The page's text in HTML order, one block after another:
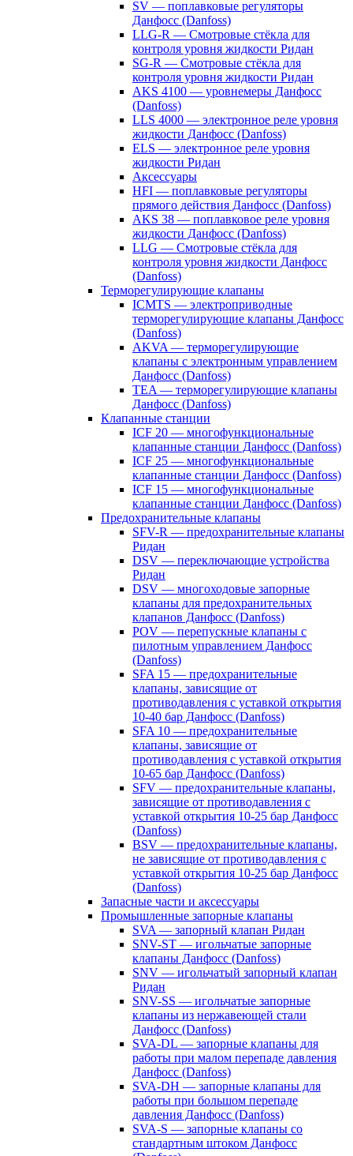
SV — поплавковые регуляторы
Данфосс (Danfoss)
LLG-R — Смотровые стёкла для
контроля уровня жидкости Ридан
SG-R — Смотровые стёкла для
контроля уровня жидкости Ридан
AKS 4100 — уровнемеры Данфосс
(Danfoss)
LLS 4000 — электронное реле уровня
жидкости Данфосс (Danfoss)
ELS — электронное реле уровня
жидкости Ридан
Аксессуары
HFI — поплавковые регуляторы
прямого действия Данфосс (Danfoss)
AKS 38 — поплавковое реле уровня
жидкости Данфосс (Danfoss)
LLG — Смотровые стёкла для
контроля уровня жидкости Данфосс
(Danfoss)
Терморегулирующие клапаны
ICMTS — электроприводные
терморегулирующие клапаны Данфосс
(Danfoss)
AKVA — терморегулирующие
клапаны с электронным управлением
Данфосс (Danfoss)
TEA — терморегулирующие клапаны
Данфосс (Danfoss)
Клапанные станции
ICF 20 — многофункциональные
клапанные станции Данфосс (Danfoss)
ICF 25 — многофункциональные
клапанные станции Данфосс (Danfoss)
ICF 15 — многофункциональные
клапанные станции Данфосс (Danfoss)
Предохранительные клапаны
SFV-R — предохранительные клапаны
Ридан
DSV — переключающие устройства
Ридан
DSV — многоходовые запорные
клапаны для предохранительных
клапанов Данфосс (Danfoss)
POV — перепускные клапаны с
пилотным управлением Данфосс
(Danfoss)
SFA 15 — предохранительные
клапаны, зависящие от
противодавления с уставкой открытия
10-40 бар Данфосс (Danfoss)
SFA 10 — предохранительные
клапаны, зависящие от
противодавления с уставкой открытия
10-65 бар Данфосс (Danfoss)
SFV — предохранительные клапаны,
зависящие от противодавления с
уставкой открытия 10-25 бар Данфосс
(Danfoss)
BSV — предохранительные клапаны,
не зависящие от противодавления с
уставкой открытия 10-25 бар Данфосс
(Danfoss)
Запасные части и аксессуары
Промышленные запорные клапаны
SVA — запорный клапан Ридан
SNV-ST — игольчатые запорные
клапаны Данфосс (Danfoss)
SNV — игольчатый запорный клапан
Ридан
SNV-SS — игольчатые запорные
клапаны из нержавеющей стали
Данфосс (Danfoss)
SVA-DL — запорные клапаны для
работы при малом перепаде давления
Данфосс (Danfoss)
SVA-DH — запорные клапаны для
работы при большом перепаде
давления Данфосс (Danfoss)
SVA-S — запорные клапаны со
стандартным штоком Данфосс